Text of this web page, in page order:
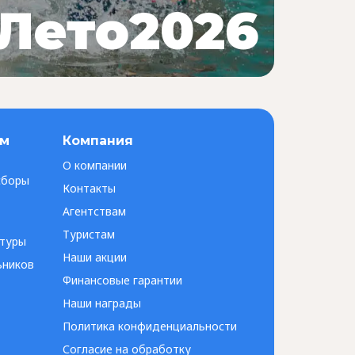
Компания
О компании
Контакты
Агентствам
Туристам
Наши акции
Финансовые гарантии
Наши награды
Политика конфиденциальности
Согласие на обработку